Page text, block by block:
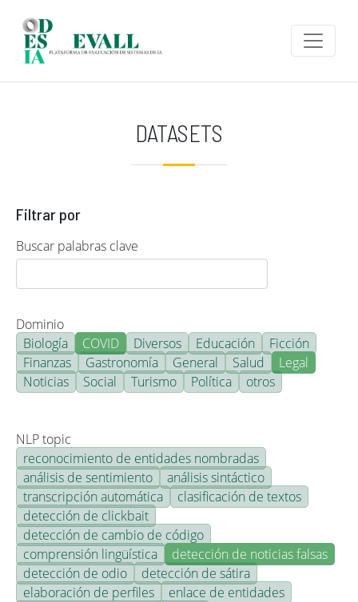
DATASETS
Filtrar por
Buscar palabras clave
Dominio
Biología
COVID Diversos Educación
Ficción
Finanzas
Gastronomía General Salud
Legal
Noticias
Social Turismo Política otros
NLP topic
reconocimiento de entidades nombradas
análisis de sentimiento
análisis sintáctico
transcripción automática
clasificación de textos
detección de clickbait
detección de cambio de código
comprensión lingüística
detección de noticias falsas
detección de odio
detección de sátira
elaboración de perfiles
enlace de entidades